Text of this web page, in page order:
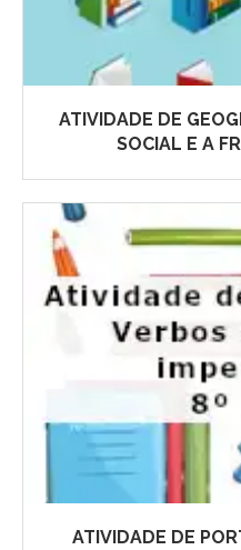
ATIVIDADE DE
SOCIAL E A
ATIVIDADE DE